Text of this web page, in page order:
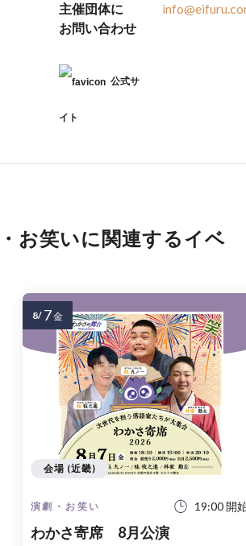
主催団体に
お問い合わせ
公式サ
イト
お笑いに関連するイベ
演劇・お笑い 19:00 開
わかさ寄席 8月公演
会場 (近畿)
8/ 7金